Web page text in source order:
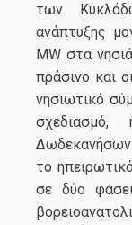
των
ανάπτυξης
MW στα
πράσινο και
νησιωτικό
σχεδιασμό,
το
σε δύο